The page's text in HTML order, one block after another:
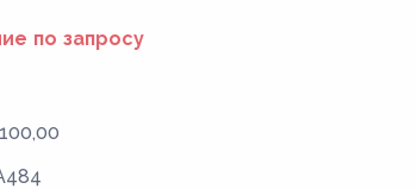
по запросу
100,00